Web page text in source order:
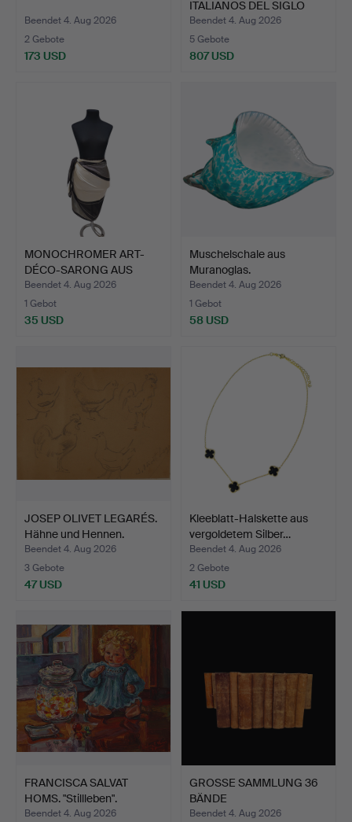
Beendet 4. Aug 2026
2 Gebote
173 USD
ITALIANOS DEL SIGLO
XVII. He…
Beendet 4. Aug 2026
5 Gebote
807 USD
MONOCHROMER ART-
DÉCO-SARONG AUS
SEIDE.
Beendet 4. Aug 2026
1 Gebot
35 USD
Muschelschale aus
Muranoglas.
Beendet 4. Aug 2026
1 Gebot
58 USD
JOSEP OLIVET LEGARÉS.
Hähne und Hennen.
Beendet 4. Aug 2026
3 Gebote
47 USD
Kleeblatt-Halskette aus
vergoldetem Silber…
Beendet 4. Aug 2026
2 Gebote
41 USD
FRANCISCA SALVAT
HOMS. "Stillleben".
Beendet 4. Aug 2026
GROSSE SAMMLUNG 36
BÄNDE
(UNVOLLSTÄNDIG). …
Beendet 4. Aug 2026